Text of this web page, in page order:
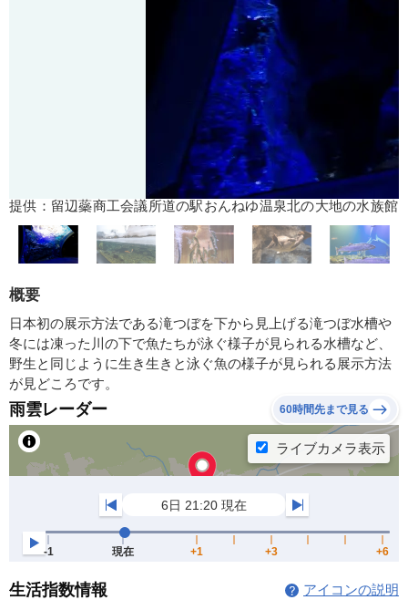
提供：留辺蘂商工会議所道の駅おんねゆ温泉北の大地の水族館
概要
日本初の展示方法である滝つぼを下から見上げる滝つぼ水槽や
冬には凍った川の下で魚たちが泳ぐ様子が見られる水槽など、
野生と同じように生き生きと泳ぐ魚の様子が見られる展示方法
が見どころです。
雨雲レーダー 60時間先まで見る
生活指数情報 アイコンの説明